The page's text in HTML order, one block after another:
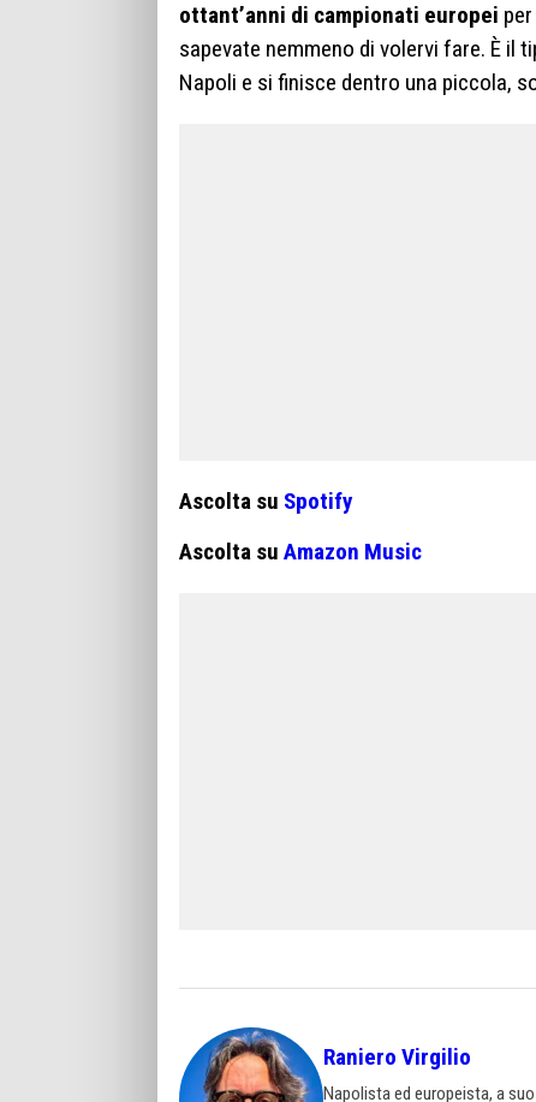
ottant’anni di campionati europei
sapevate nemmeno di volervi fare. È il
Napoli e si finisce dentro una piccola,
Ascolta su Spotify
Ascolta su Amazon Music
Raniero Virgilio
Napolista ed europeista, a